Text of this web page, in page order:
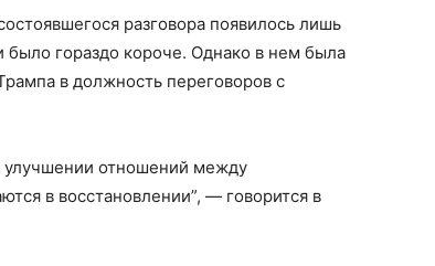
разговора появилось лишь
гораздо короче. Однако в нем была
в должность переговоров с
улучшении отношений между
в восстановлении”, — говорится в